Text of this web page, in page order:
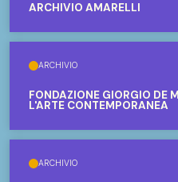
ARCHIVIO AMARELLI
ARCHIVIO
FONDAZIONE GIORGIO DE
L'ARTE CONTEMPORANEA
ARCHIVIO